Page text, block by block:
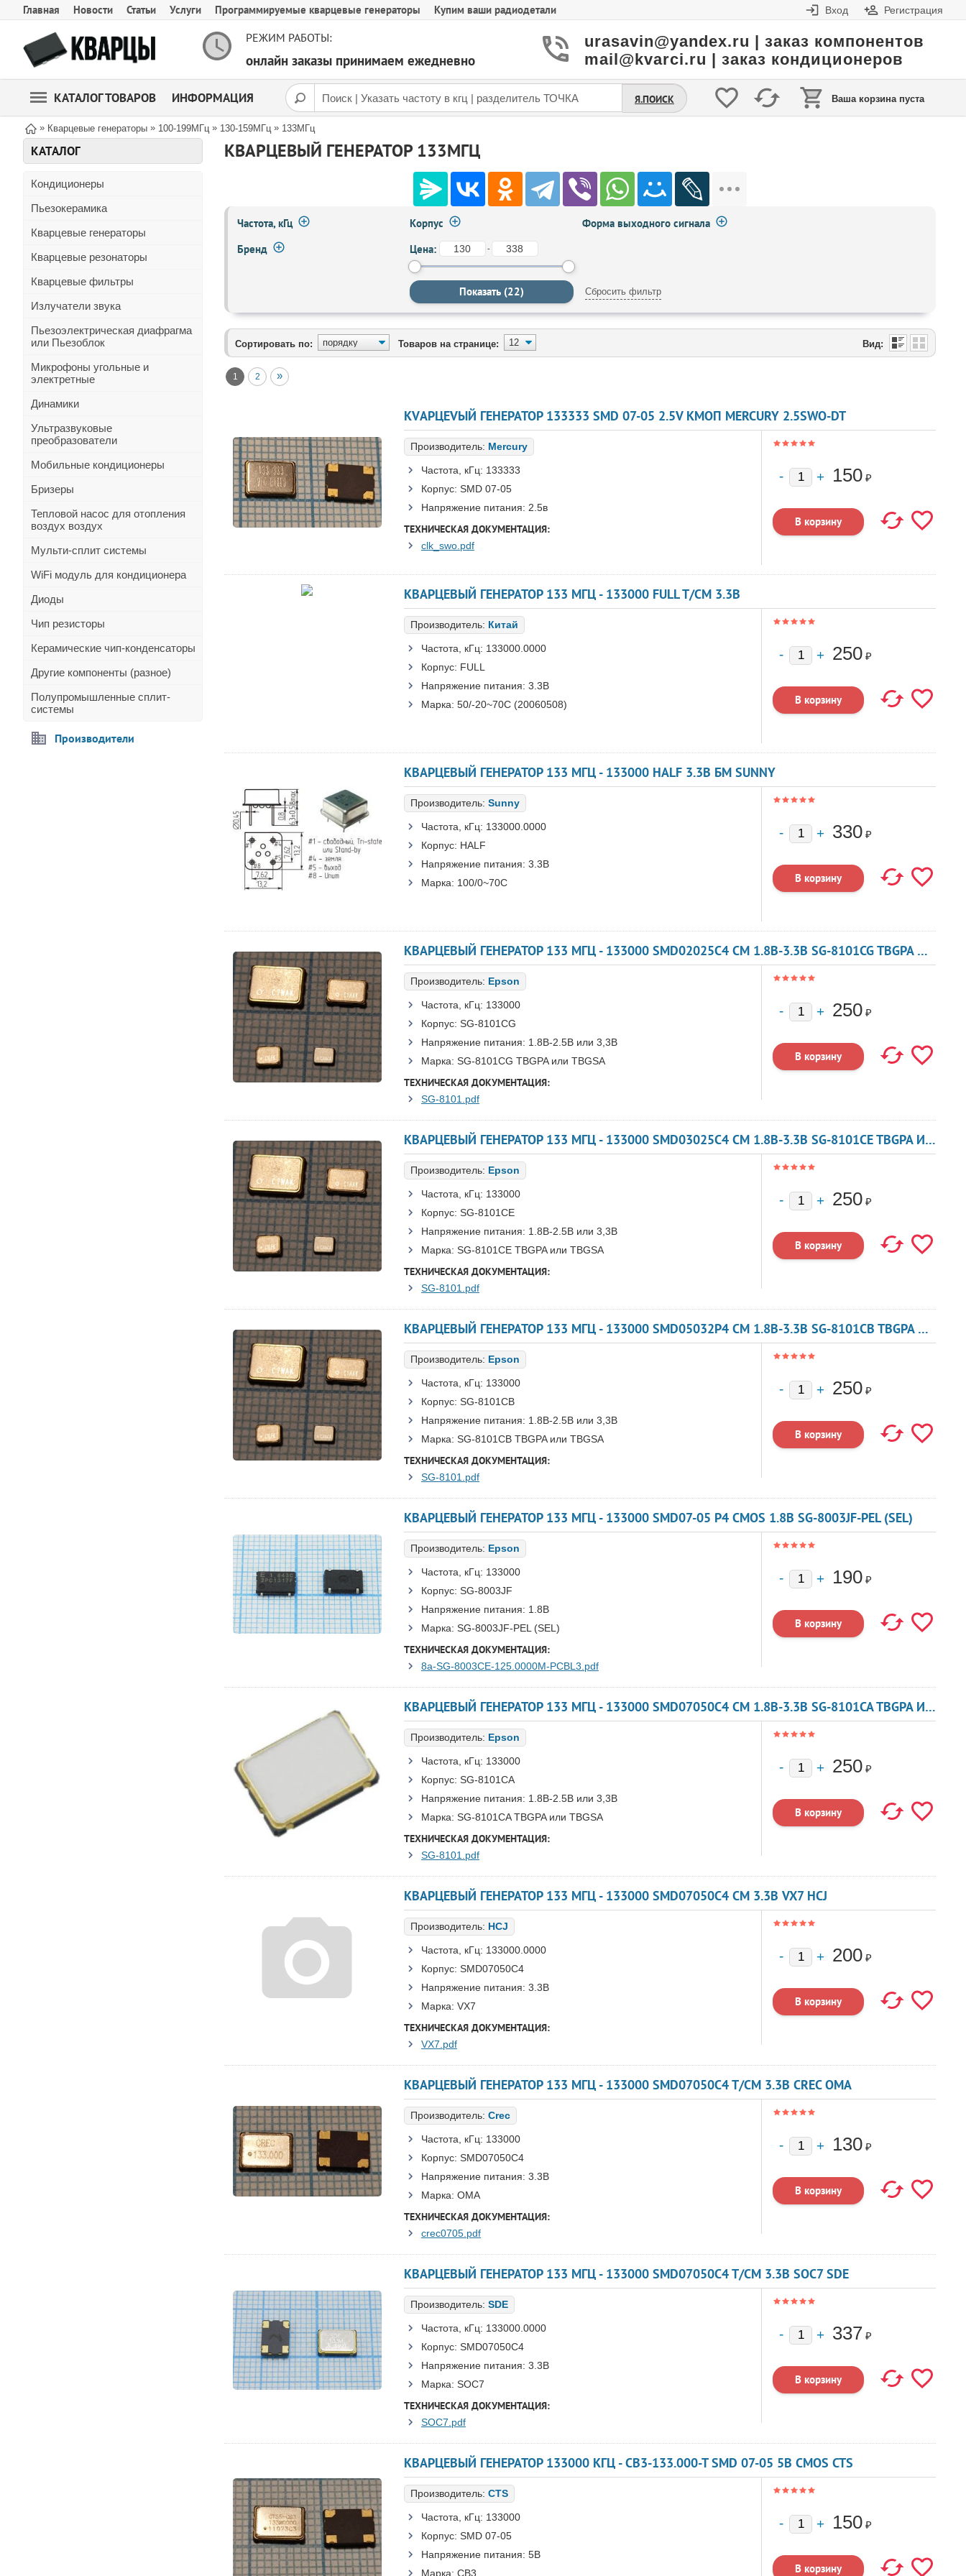
Главная Новости Статьи Услуги Программируемые кварцевые генераторы Купим ваши радиодетали Вход Регистрация
РЕЖИМ РАБОТЫ:
онлайн заказы принимаем ежедневно
urasavin@yandex.ru | заказ компонентов
mail@kvarci.ru | заказ кондиционеров
КАТАЛОГ ТОВАРОВ ИНФОРМАЦИЯ Ваша корзина пуста
Я.ПОИСК
» Кварцевые генераторы » 100-199МГц » 130-159МГц » 133МГц
КАТАЛОГ
Кондиционеры
Пьезокерамика
Кварцевые генераторы
Кварцевые резонаторы
Кварцевые фильтры
Излучатели звука
Пьезоэлектрическая диафрагма
или Пьезоблок
Микрофоны угольные и
электретные
Динамики
Ультразвуковые
преобразователи
Мобильные кондиционеры
Бризеры
Тепловой насос для отопления
воздух воздух
Мульти-сплит системы
WiFi модуль для кондиционера
Диоды
Чип резисторы
Керамические чип-конденсаторы
Другие компоненты (разное)
Полупромышленные сплит-
системы
Производители
КВАРЦЕВЫЙ ГЕНЕРАТОР 133МГЦ
Частота, кГц Корпус
Форма выходного сигнала
Бренд
Цена: -
Сбросить фильтр
Сортировать по: Товаров на странице: Вид:
1 2 »
КVАРЦЕVЫЙ ГЕНЕРАТОР 133333 SMD 07-05 2.5V КМОП MERCURY 2.5SWO-DT
Производитель: Mercury
Частота, кГц: 133333
Корпус: SMD 07-05
Напряжение питания: 2.5в
ТЕХНИЧЕСКАЯ ДОКУМЕНТАЦИЯ:
clk_swo.pdf
150 ₽
КВАРЦЕВЫЙ ГЕНЕРАТОР 133 МГЦ - 133000 FULL T/CM 3.3В
Производитель: Китай
Частота, кГц: 133000.0000
Корпус: FULL
Напряжение питания: 3.3В
Марка: 50/-20~70C (20060508)
250 ₽
КВАРЦЕВЫЙ ГЕНЕРАТОР 133 МГЦ - 133000 HALF 3.3В БМ SUNNY
Производитель: Sunny
Частота, кГц: 133000.0000
Корпус: HALF
Напряжение питания: 3.3В
Марка: 100/0~70C
330 ₽
КВАРЦЕВЫЙ ГЕНЕРАТОР 133 МГЦ - 133000 SMD02025C4 CM 1.8В-3.3В SG-8101CG TBGPA ИЛИ TBGSA
Производитель: Epson
Частота, кГц: 133000
Корпус: SG-8101CG
Напряжение питания: 1.8В-2.5B или 3,3B
Марка: SG-8101CG TBGPA или TBGSA
ТЕХНИЧЕСКАЯ ДОКУМЕНТАЦИЯ:
SG-8101.pdf
250 ₽
КВАРЦЕВЫЙ ГЕНЕРАТОР 133 МГЦ - 133000 SMD03025C4 CM 1.8В-3.3В SG-8101CE TBGPA ИЛИ TBGSA
Производитель: Epson
Частота, кГц: 133000
Корпус: SG-8101CE
Напряжение питания: 1.8В-2.5B или 3,3B
Марка: SG-8101CE TBGPA или TBGSA
ТЕХНИЧЕСКАЯ ДОКУМЕНТАЦИЯ:
SG-8101.pdf
250 ₽
КВАРЦЕВЫЙ ГЕНЕРАТОР 133 МГЦ - 133000 SMD05032P4 CM 1.8В-3.3В SG-8101CB TBGPA ИЛИ TBGSA
Производитель: Epson
Частота, кГц: 133000
Корпус: SG-8101CB
Напряжение питания: 1.8В-2.5B или 3,3B
Марка: SG-8101CB TBGPA или TBGSA
ТЕХНИЧЕСКАЯ ДОКУМЕНТАЦИЯ:
SG-8101.pdf
250 ₽
КВАРЦЕВЫЙ ГЕНЕРАТОР 133 МГЦ - 133000 SMD07-05 P4 CMOS 1.8В SG-8003JF-PEL (SEL)
Производитель: Epson
Частота, кГц: 133000
Корпус: SG-8003JF
Напряжение питания: 1.8В
Марка: SG-8003JF-PEL (SEL)
ТЕХНИЧЕСКАЯ ДОКУМЕНТАЦИЯ:
8a-SG-8003CE-125.0000M-PCBL3.pdf
190 ₽
КВАРЦЕВЫЙ ГЕНЕРАТОР 133 МГЦ - 133000 SMD07050C4 CM 1.8В-3.3В SG-8101CA TBGPA ИЛИ TBGSA
Производитель: Epson
Частота, кГц: 133000
Корпус: SG-8101CA
Напряжение питания: 1.8В-2.5B или 3,3B
Марка: SG-8101CA TBGPA или TBGSA
ТЕХНИЧЕСКАЯ ДОКУМЕНТАЦИЯ:
SG-8101.pdf
250 ₽
КВАРЦЕВЫЙ ГЕНЕРАТОР 133 МГЦ - 133000 SMD07050C4 CM 3.3В VX7 HCJ
Производитель: HCJ
Частота, кГц: 133000.0000
Корпус: SMD07050C4
Напряжение питания: 3.3В
Марка: VX7
ТЕХНИЧЕСКАЯ ДОКУМЕНТАЦИЯ:
VX7.pdf
200 ₽
КВАРЦЕВЫЙ ГЕНЕРАТОР 133 МГЦ - 133000 SMD07050C4 T/CM 3.3В CREC OMA
Производитель: Crec
Частота, кГц: 133000
Корпус: SMD07050C4
Напряжение питания: 3.3В
Марка: OMA
ТЕХНИЧЕСКАЯ ДОКУМЕНТАЦИЯ:
crec0705.pdf
130 ₽
КВАРЦЕВЫЙ ГЕНЕРАТОР 133 МГЦ - 133000 SMD07050C4 T/CM 3.3В SOC7 SDE
Производитель: SDE
Частота, кГц: 133000.0000
Корпус: SMD07050C4
Напряжение питания: 3.3В
Марка: SOC7
ТЕХНИЧЕСКАЯ ДОКУМЕНТАЦИЯ:
SOC7.pdf
337 ₽
КВАРЦЕВЫЙ ГЕНЕРАТОР 133000 КГЦ - CB3-133.000-T SMD 07-05 5B CMOS CTS
Производитель: CTS
Частота, кГц: 133000
Корпус: SMD 07-05
Напряжение питания: 5B
Марка: CB3
150 ₽